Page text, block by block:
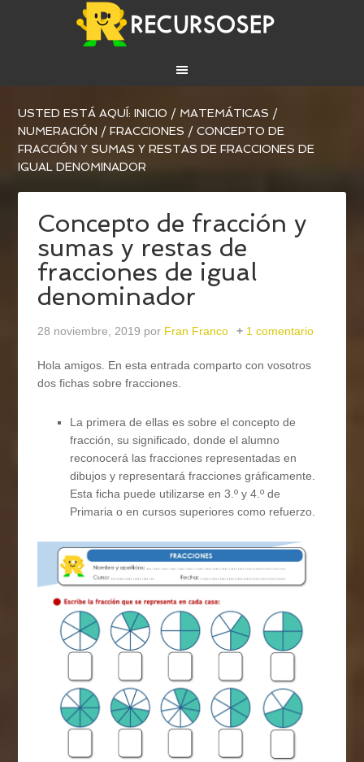
USTED ESTÁ AQUÍ:INICIO / MATEMÁTICAS /
NUMERACIÓN / FRACCIONES / CONCEPTO DE
FRACCIÓN Y SUMAS Y RESTAS DE FRACCIONES DE
IGUAL DENOMINADOR
Concepto de fracción y
sumas y restas de
fracciones de igual
denominador
28 noviembre, 2019 por Fran Franco 1 comentario
Hola amigos. En esta entrada comparto con vosotros
dos fichas sobre fracciones.
La primera de ellas es sobre el concepto de
fracción, su significado, donde el alumno
reconocerá las fracciones representadas en
dibujos y representará fracciones gráficamente.
Esta ficha puede utilizarse en 3.º y 4.º de
Primaria o en cursos superiores como refuerzo.